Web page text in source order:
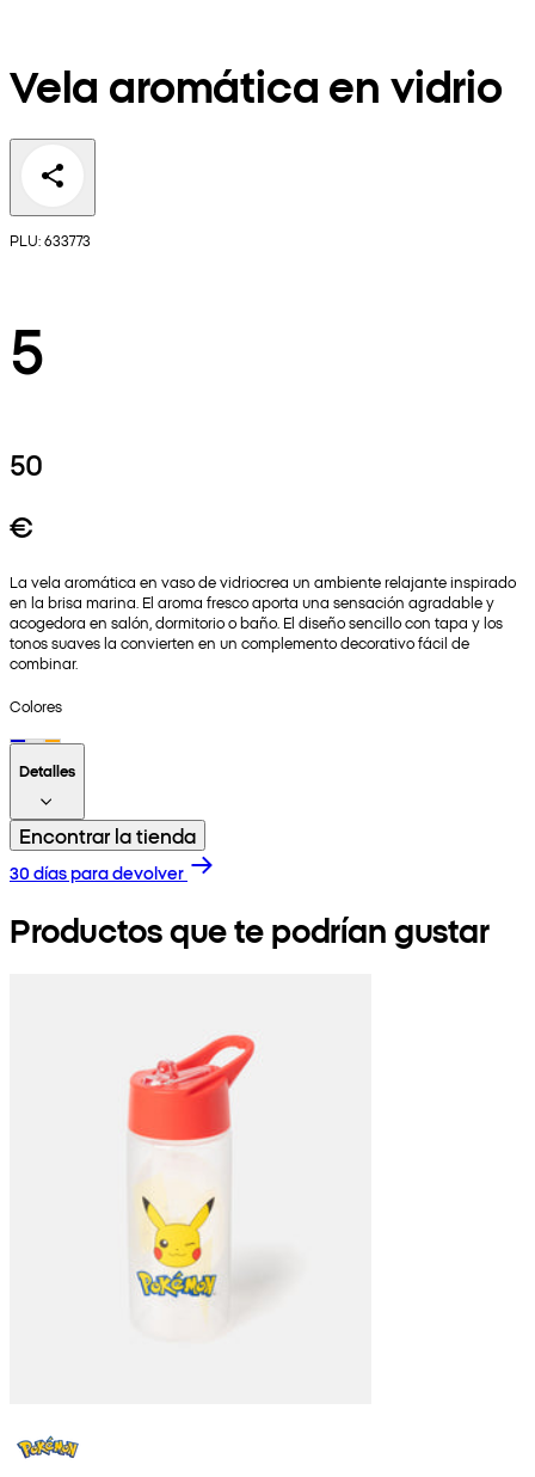
Vela aromática en vidrio
PLU: 633773
5
50
€
La vela aromática en vaso de vidriocrea un ambiente relajante inspirado
en la brisa marina. El aroma fresco aporta una sensación agradable y
acogedora en salón, dormitorio o baño. El diseño sencillo con tapa y los
tonos suaves la convierten en un complemento decorativo fácil de
combinar.
Colores
Detalles
Encontrar la tienda
30 días para devolver
Productos que te podrían gustar